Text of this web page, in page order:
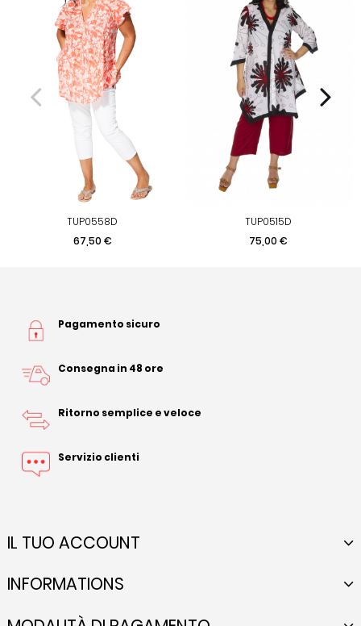
TUP0558D
Prezzo
67,50 €
TUP0515D
Prezzo
75,00 €
Pagamento sicuro
Consegna in 48 ore
Ritorno semplice e veloce
Servizio clienti
IL TUO ACCOUNT
INFORMATIONS